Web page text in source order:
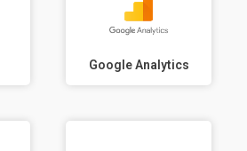
Google Analytics